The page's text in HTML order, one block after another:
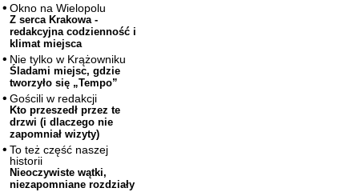
Okno na Wielopolu
Z serca Krakowa -
redakcyjna codzienność i
klimat miejsca
Nie tylko w Krążowniku
Śladami miejsc, gdzie
tworzyło się „Tempo”
Gościli w redakcji
Kto przeszedł przez te
drzwi (i dlaczego nie
zapomniał wizyty)
To też część naszej
historii
Nieoczywiste wątki,
niezapomniane rozdziały